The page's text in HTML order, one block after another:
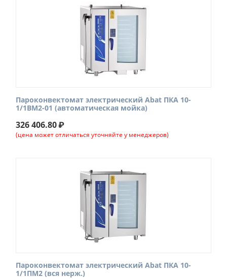
Пароконвектомат электрический Abat ПКА 10-
1/1ВМ2-01 (автоматическая мойка)
326 406.80₽
(цена может отличаться уточняйте у менеджеров)
Пароконвектомат электрический Abat ПКА 10-
1/1ПМ2 (вся нерж.)